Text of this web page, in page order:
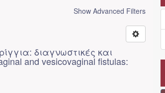
Show Advanced Filters
διαγνωστικές και
and vesicovaginal fistulas: